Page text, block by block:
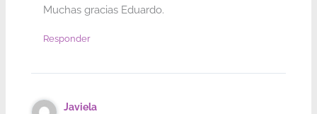
Muchas gracias Eduardo.
Responder
Javiela